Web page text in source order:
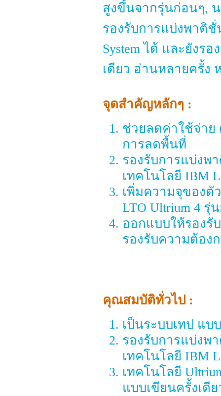
สูงขึ้นจากรุ่นก่อนๆ,
รองรับการแบ่งพาติชั่
System ได้ และยังร
เดียว อ่านหลายครั้ง
จุดสำคัญหลักๆ :
ช่วยลดค่าใช้จ่าย
การลดพื้นที่
รองรับการแบ่งพ
เทคโนโลยี IBM
เพิ่มความจุของตั
LTO Ultrium 4 รุ่
ออกแบบให้รองรั
รองรับความต้อง
คุณสมบัติทั่วไป :
เป็นระบบเทป แบ
รองรับการแบ่งพ
เทคโนโลยี IBM
เทคโนโลยี
แบบเขียนครั้งเดี